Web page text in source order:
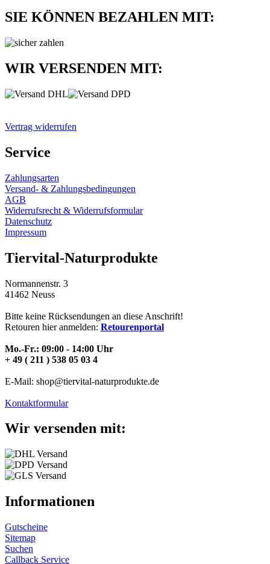
SIE KÖNNEN BEZAHLEN MIT:
WIR VERSENDEN MIT:
Vertrag widerrufen
Service
Zahlungsarten
Versand- & Zahlungsbedingungen
AGB
Widerrufsrecht & Widerrufsformular
Datenschutz
Impressum
Tiervital-Naturprodukte
Normannenstr. 3
41462 Neuss
Bitte keine Rücksendungen an diese Anschrift!
Retouren hier anmelden: Retourenportal
Mo.-Fr.: 09:00 - 14:00 Uhr
+ 49 ( 211 ) 538 05 03 4
E-Mail: shop@tiervital-naturprodukte.de
Kontaktformular
Wir versenden mit:
Informationen
Gutscheine
Sitemap
Suchen
Callback Service